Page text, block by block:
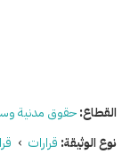
القطاع:حقوق مدنية
نوع الوثيقة: قرارات ›